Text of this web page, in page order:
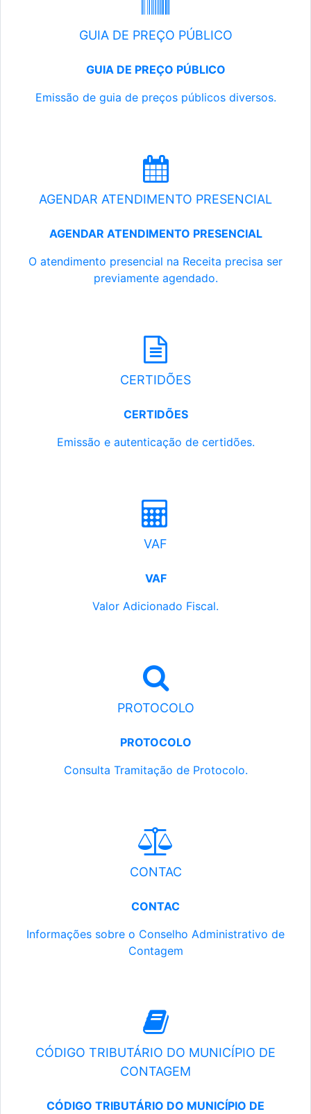
GUIA DE PREÇO PÚBLICO
GUIA DE PREÇO PÚBLICO
Emissão de guia de preços públicos diversos.
AGENDAR ATENDIMENTO PRESENCIAL
AGENDAR ATENDIMENTO PRESENCIAL
O atendimento presencial na Receita precisa ser
previamente agendado.
CERTIDÕES
CERTIDÕES
Emissão e autenticação de certidões.
VAF
VAF
Valor Adicionado Fiscal.
PROTOCOLO
PROTOCOLO
Consulta Tramitação de Protocolo.
CONTAC
CONTAC
Informações sobre o Conselho Administrativo de
Contagem
CÓDIGO TRIBUTÁRIO DO MUNICÍPIO DE
CONTAGEM
CÓDIGO TRIBUTÁRIO DO MUNICÍPIO DE